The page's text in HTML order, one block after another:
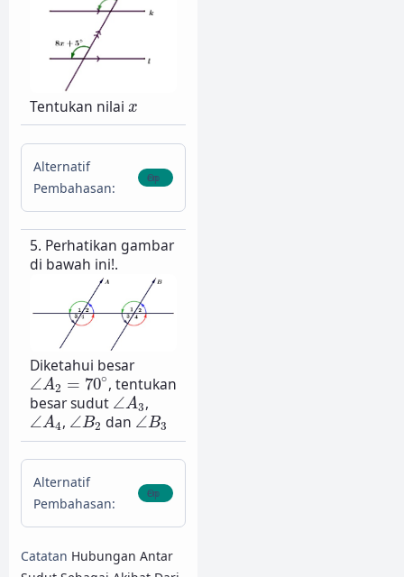
Tentukan nilai x
x
Alternatif
Pembahasan:
5. Perhatikan gambar
di bawah ini!.
Diketahui besar
∠A2 = 70∘
∠A2=70∘, tentukan
besar sudut ∠A3
∠A3,
∠A4
∠A4, ∠B2
∠B2dan ∠B3
∠B3
Alternatif
Pembahasan:
Catatan Hubungan Antar